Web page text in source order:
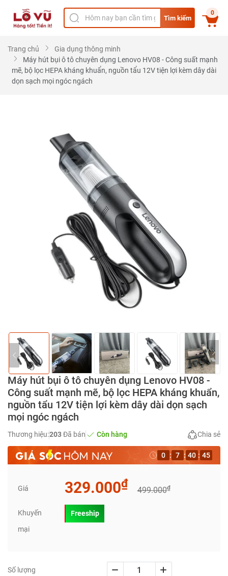
Tìm kiếm
0
Trang chủ
Gia dụng thông minh
Máy hút bụi ô tô chuyên dụng Lenovo HV08 - Công suất mạnh
mẽ, bộ lọc HEPA kháng khuẩn, nguồn tẩu 12V tiện lợi kèm dây dài
dọn sạch mọi ngóc ngách
Máy hút bụi ô tô chuyên dụng Lenovo HV08 -
Công suất mạnh mẽ, bộ lọc HEPA kháng khuẩn,
nguồn tẩu 12V tiện lợi kèm dây dài dọn sạch
mọi ngóc ngách
Thương hiệu:203Đã bán Còn hàng Chia sẻ
0 : 7 : 40 : 44
Giá 329.000₫
499.000₫
Khuyến
mại
Freeship
Số lượng